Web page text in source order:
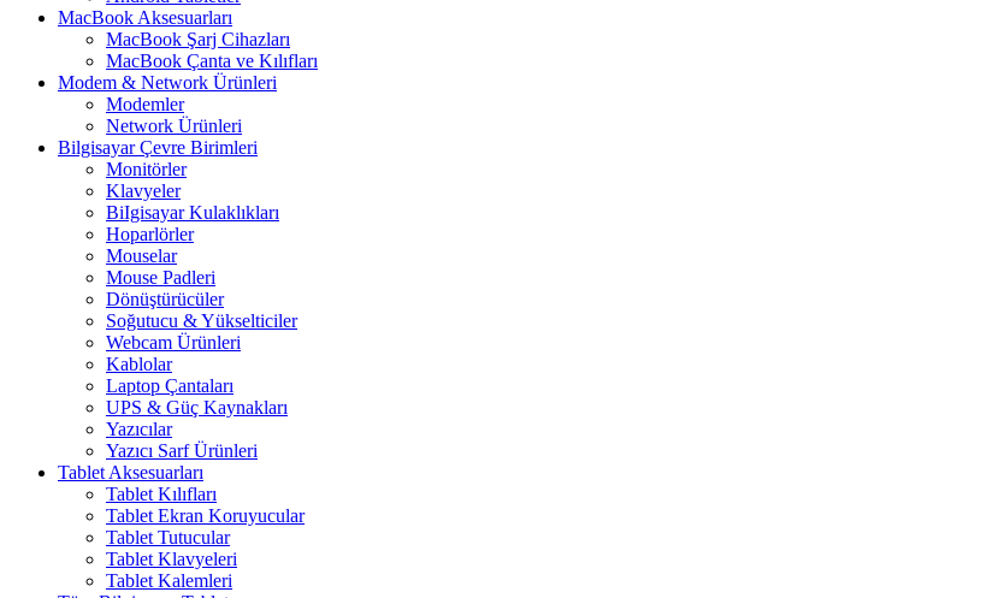
MacBook Aksesuarları
MacBook Şarj Cihazları
MacBook Çanta ve Kılıfları
Modem & Network Ürünleri
Modemler
Network Ürünleri
Bilgisayar Çevre Birimleri
Monitörler
Klavyeler
BiIgisayar Kulaklıkları
Hoparlörler
Mouselar
Mouse Padleri
Dönüştürücüler
Soğutucu & Yükselticiler
Webcam Ürünleri
Kablolar
Laptop Çantaları
UPS & Güç Kaynakları
Yazıcılar
Yazıcı Sarf Ürünleri
Tablet Aksesuarları
Tablet Kılıfları
Tablet Ekran Koruyucular
Tablet Tutucular
Tablet Klavyeleri
Tablet Kalemleri